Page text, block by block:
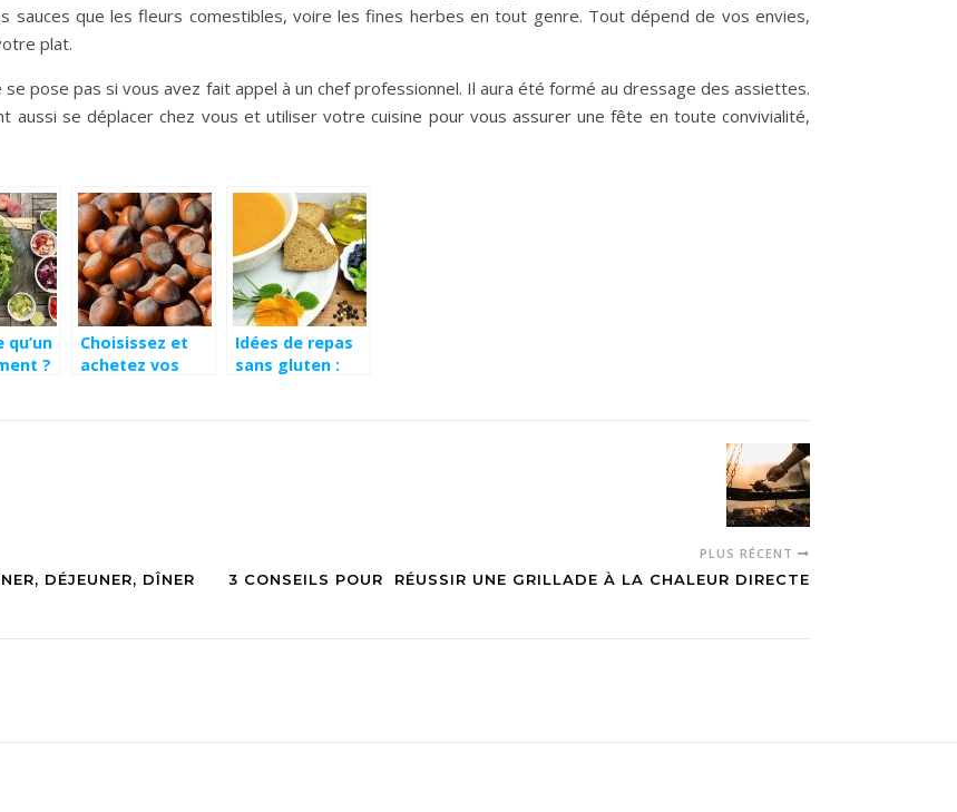
sauces que les fleurs comestibles, voire les fines herbes en tout genre. Tout dépend de vos envies,
plat.
pose pas si vous avez fait appel à un chef professionnel. Il aura été formé au dressage des assiettes.
aussi se déplacer chez vous et utiliser votre cuisine pour vous assurer une fête en toute convivialité,
qu’un
?
Choisissez et
achetez vos
Idées de repas
sans gluten :
DÉJEUNER, DÎNER
PLUS RÉCENT
3 CONSEILS POUR RÉUSSIR UNE GRILLADE À LA CHALEUR DIRECTE